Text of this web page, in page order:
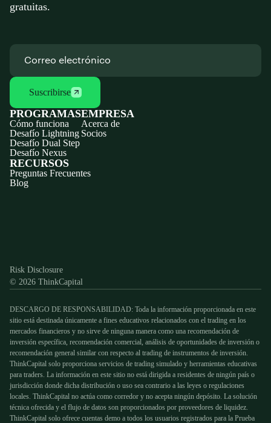
gratuitas.
Suscribirse
PROGRAMAS
Cómo funciona
Desafío Lightning
Desafío Dual Step
Desafío Nexus
EMPRESA
Acerca de
Socios
RECURSOS
Preguntas Frecuentes
Blog
Risk Disclosure
© 2026 ThinkCapital
DESCARGO DE RESPONSABILIDAD: Toda la información proporcionada en este
sitio está destinada únicamente a fines educativos relacionados con el trading en los
mercados financieros y no sirve de ninguna manera como una recomendación de
inversión específica, recomendación comercial, análisis de oportunidades de inversión o
recomendación general similar con respecto al trading de instrumentos de inversión.
ThinkCapital solo proporciona servicios de trading simulado y herramientas educativas
para traders. La información en este sitio no está dirigida a residentes de ningún país o
jurisdicción donde dicha distribución o uso sea contrario a las leyes o regulaciones
locales. ThinkCapital no actúa como corredor y no acepta ningún depósito. La solución
técnica ofrecida y el flujo de datos son proporcionados por proveedores de liquidez.
ThinkCapital solo ofrece cuentas demo a todos los usuarios registrados para la Prueba